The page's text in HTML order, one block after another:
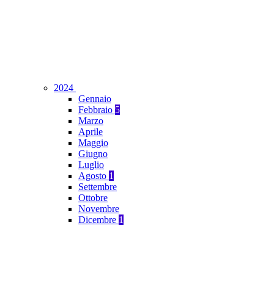
2024
Gennaio
Febbraio 5
Marzo
Aprile
Maggio
Giugno
Luglio
Agosto 1
Settembre
Ottobre
Novembre
Dicembre 1